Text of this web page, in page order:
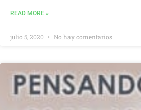
READ MORE »
julio 5, 2020 No hay comentarios